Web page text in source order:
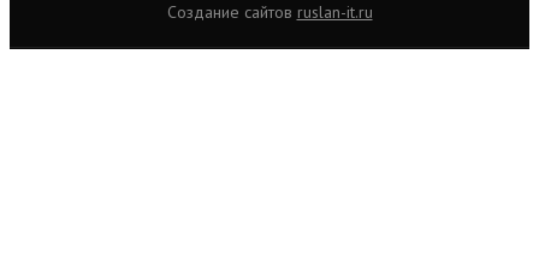
Cоздание сайтов ruslan-it.ru